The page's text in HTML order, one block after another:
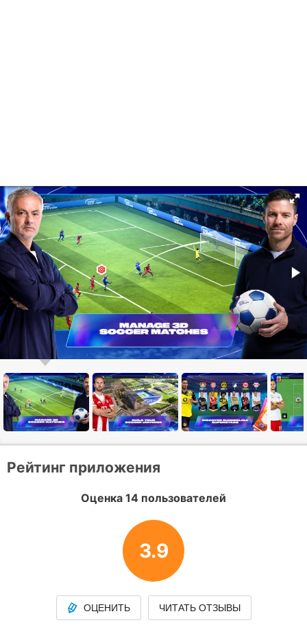
Рейтинг приложения
Оценка 14 пользователей
3.9
ОЦЕНИТЬ ЧИТАТЬ ОТЗЫВЫ